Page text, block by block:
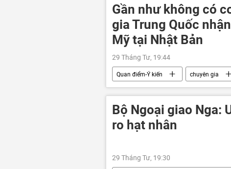
Gần như không có
gia Trung Quốc
Mỹ tại Nhật Bản
29 Tháng Tư, 19:44
Quan điểm-Ý kiến chuyên gia
căn cứ quân sự Mỹ
Nhật Bản
Bộ Ngoại giao Nga:
ro hạt nhân
29 Tháng Tư, 19:30